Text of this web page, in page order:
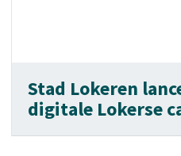
Stad Lokeren
digitale Lokerse